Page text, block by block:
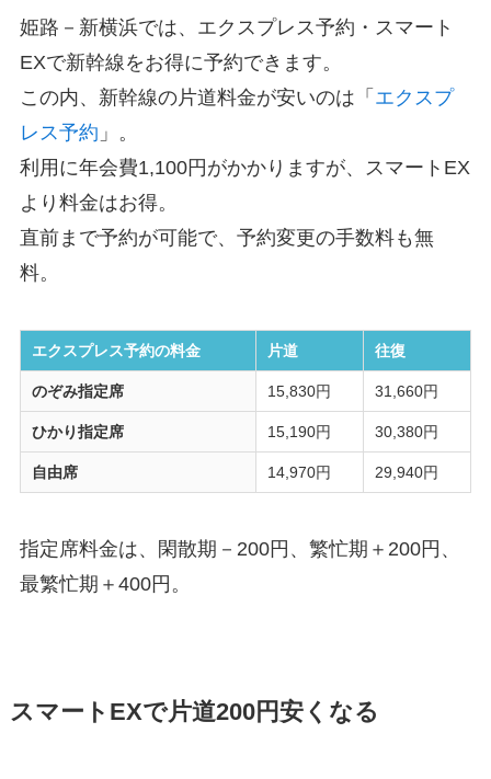
姫路－新横浜では、エクスプレス予約・スマート
EXで新幹線をお得に予約できます。
この内、新幹線の片道料金が安いのは「 エクスプ
レス予約 」。
利用に年会費1,100円がかかりますが、スマートEX
より料金はお得。
直前まで予約が可能で、予約変更の手数料も無
料。
エクスプレス予約の料金 片道 往復
のぞみ指定席 15,830円 31,660円
ひかり指定席 15,190円 30,380円
自由席 14,970円 29,940円
指定席料金は、閑散期－200円、繁忙期＋200円、
最繁忙期＋400円。
スマートEXで片道200円安くなる